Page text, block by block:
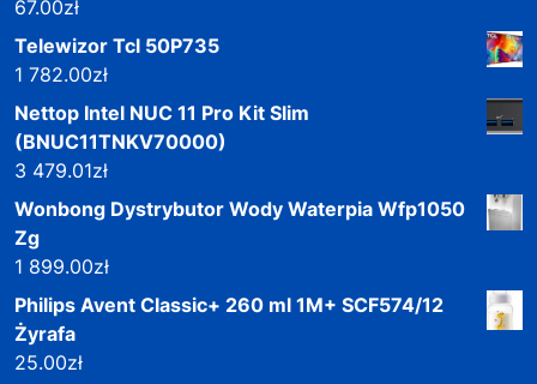
67.00zł
Telewizor Tcl 50P735
1 782.00zł
Nettop Intel NUC 11 Pro Kit Slim
(BNUC11TNKV70000)
3 479.01zł
Wonbong Dystrybutor Wody Waterpia Wfp1050
Zg
1 899.00zł
Philips Avent Classic+ 260 ml 1M+ SCF574/12
Żyrafa
25.00zł